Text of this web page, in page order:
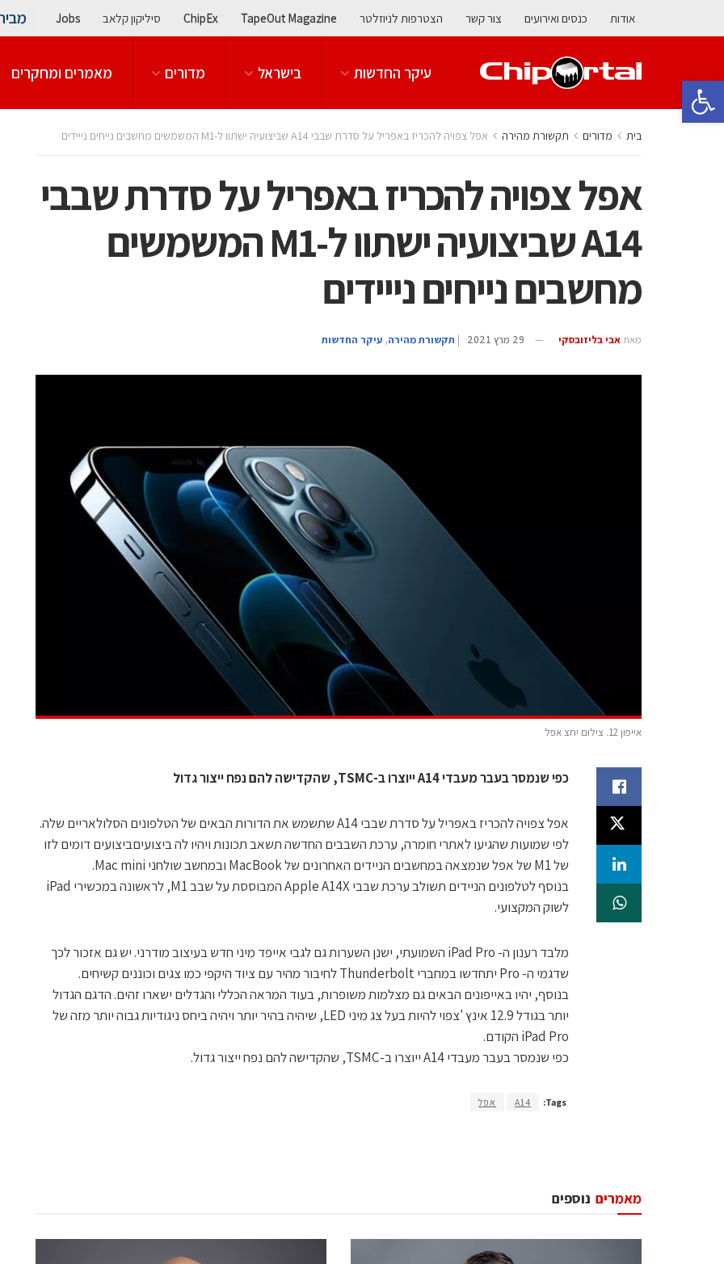
פתח סרגל נגישות
אודות כנסים ואירועים צור קשר הצטרפות לניוזלטר TapeOut Magazine
ChipEx סיליקון קלאב Jobs
עיקר החדשות בישראל מדורים מאמרים ומחקרים
בית מדורים תקשורת מהירה אפל צפויה להכריז באפריל על סדרת שבבי A14 שביצועיה ישתוו ל-M1 המשמשים מחשבים נייחים נייידים
אפל צפויה להכריז באפריל על סדרת שבבי
A14 שביצועיה ישתוו ל-M1 המשמשים
מחשבים נייחים נייידים
מאת אבי בליזובסקי 29 מרץ 2021 | תקשורת מהירה, עיקר החדשות
אייפון 12. צילום יחצ אפל
כפי שנמסר בעבר מעבדי A14 ייוצרו ב-TSMC, שהקדישה להם נפח ייצור גדול
אפל צפויה להכריז באפריל על סדרת שבבי A14 שתשמש את הדורות הבאים של הטלפונים הסלולאריים שלה.
לפי שמועות שהגיעו לאתרי חומרה, ערכת השבבים החדשה תשאב תכונות ויהיו לה ביצועיםביצועים דומים לזו
של M1 של אפל שנמצאה במחשבים הניידים האחרונים של MacBook ובמחשב שולחני Mac mini.
בנוסף לטלפונים הניידים תשולב ערכת שבבי Apple A14X המבוססת על שבב M1, לראשונה במכשירי iPad
לשוק המקצועי.
מלבד רענון ה- iPad Pro השמועתי, ישנן השערות גם לגבי אייפד מיני חדש בעיצוב מודרני. יש גם אזכור לכך
שדגמי ה- Pro יתחדשו במחברי Thunderbolt לחיבור מהיר עם ציוד היקפי כמו צגים וכוננים קשיחים.
בנוסף, יהיו באייפונים הבאים גם מצלמות משופרות, בעוד המראה הכללי והגדלים ישארו זהים. הדגם הגדול
יותר בגודל 12.9 אינץ 'צפוי להיות בעל צג מיני LED, שיהיה בהיר יותר ויהיה ביחס ניגודיות גבוה יותר מזה של
iPad Pro הקודם.
כפי שנמסר בעבר מעבדי A14 ייוצרו ב-TSMC, שהקדישה להם נפח ייצור גדול.
Tags:
A14 אפל
נוספים מאמרים